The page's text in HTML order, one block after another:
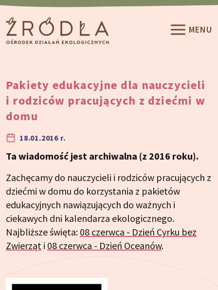
Przeskocz do treści
MENU
Pakiety edukacyjne dla nauczycieli
i rodziców pracujących z dziećmi w
domu
18.01.2016 r.
Ta wiadomość jest archiwalna (z 2016 roku).
Zachęcamy do nauczycieli i rodziców pracujących z
dziećmi w domu do korzystania z pakietów
edukacyjnych nawiązujących do ważnych i
ciekawych dni kalendarza ekologicznego.
Najbliższe święta: 08 czerwca - Dzień Cyrku bez
Zwierząt i 08 czerwca - Dzień Oceanów.